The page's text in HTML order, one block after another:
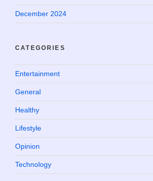
December 2024
CATEGORIES
Entertainment
General
Healthy
Lifestyle
Opinion
Technology